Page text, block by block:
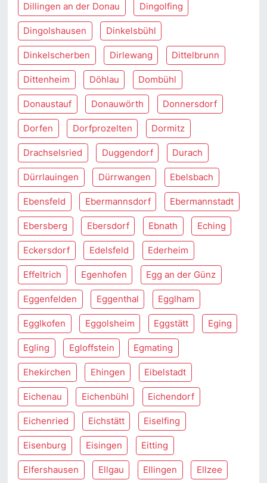
Dillingen an der Donau Dingolfing
Dingolshausen Dinkelsbühl
Dinkelscherben Dirlewang Dittelbrunn
Dittenheim Döhlau Dombühl
Donaustauf Donauwörth Donnersdorf
Dorfen Dorfprozelten Dormitz
Drachselsried Duggendorf Durach
Dürrlauingen Dürrwangen Ebelsbach
Ebensfeld Ebermannsdorf Ebermannstadt
Ebersberg Ebersdorf Ebnath Eching
Eckersdorf Edelsfeld Ederheim
Effeltrich Egenhofen Egg an der Günz
Eggenfelden Eggenthal Egglham
Egglkofen Eggolsheim Eggstätt Eging
Egling Egloffstein Egmating
Ehekirchen Ehingen Eibelstadt
Eichenau Eichenbühl Eichendorf
Eichenried Eichstätt Eiselfing
Eisenburg Eisingen Eitting
Elfershausen Ellgau Ellingen Ellzee